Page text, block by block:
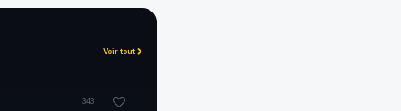
Voir tout
343